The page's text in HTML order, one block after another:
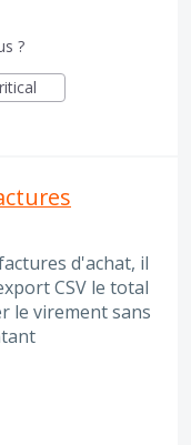
?
d'achat, il
CSV le total
le virement sans